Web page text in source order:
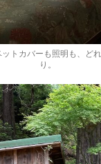
トカバーも照明も、ど
り。